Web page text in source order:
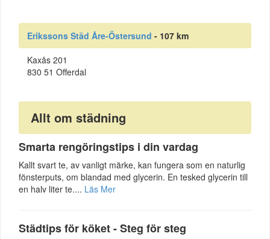
Erikssons Städ Åre-Östersund - 107 km
Kaxås 201
830 51 Offerdal
Allt om städning
Smarta rengöringstips i din vardag
Kallt svart te, av vanligt märke, kan fungera som en naturlig
fönsterputs, om blandad med glycerin. En tesked glycerin till
en halv liter te.... Läs Mer
Städtips för köket - Steg för steg